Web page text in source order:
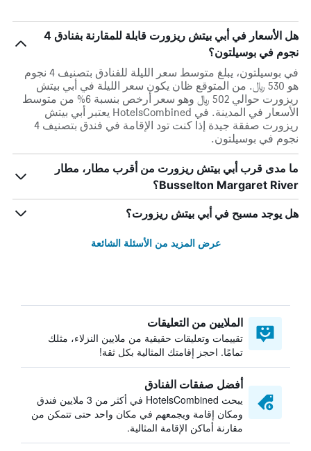
هل الأسعار في أبي بيتش ريزورت قابلة للمقارنة بفنادق 4
نجوم في بوسيلتون؟
في بوسيلتون، يبلغ متوسط ​​سعر الليلة للفنادق بتصنيف 4 نجوم
هو 530 ﷼. من المتوقع ظان يكون سعر الليلة في أبي بيتش
ريزورت حوالي 502 ﷼ وهو سعر أرخص بنسبة 6% من متوسط
الأسعار في المدينة. في HotelsCombined يعتبر أبي بيتش
ريزورت صفقة جيدة إذا كنت تود الإقامة في فندق بتصنيف 4
نجوم في بوسيلتون.
ما مدى قرب أبي بيتش ريزورت من أقرب مطار، مطار
Busselton Margaret River؟
هل يوجد مسبح في أبي بيتش ريزورت؟
عرض المزيد من الأسئلة الشائعة
الملايين من التعليقات
تقييمات وتعليقات حقيقية من ملايين النزلاء، مثلك
تمامًا. احجز إقامتك المثالية بكل ثقة!
أفضل صفقات الفنادق
يبحث HotelsCombined في أكثر من 3 ملايين فندق
ومكان إقامة ويجمعهم في مكان واحد حتى تتمكن من
مقارنة أماكن الإقامة المثالية.